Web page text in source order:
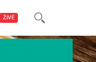
ŽIVĚ